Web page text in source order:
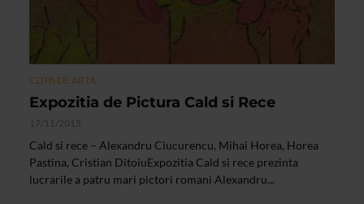
CLIPA DE ARTA
Expozitia de Pictura Cald si Rece
17/11/2015
Cald si rece – Alexandru Ciucurencu, Mihai Horea, Horea
Pastina, Cristian DitoiuExpozitia Cald si rece prezinta
lucrarile a patru mari pictori romani Alexandru...